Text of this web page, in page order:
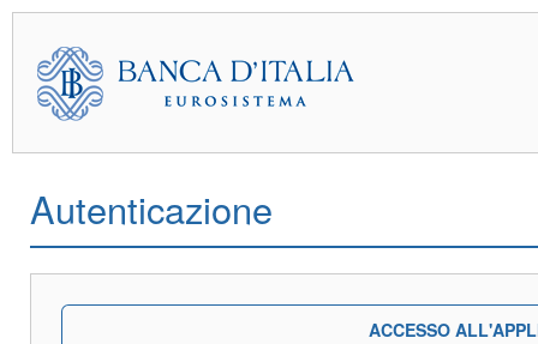
Autenticazione
ACCESSO